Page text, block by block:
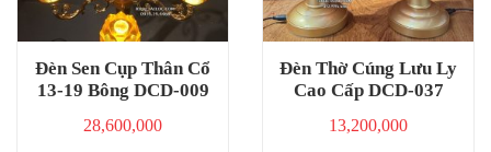
Đèn Sen Cụp Thân Cổ
13-19 Bông DCD-009
28,600,000
Đèn Thờ Cúng Lưu Ly
Cao Cấp DCD-037
13,200,000